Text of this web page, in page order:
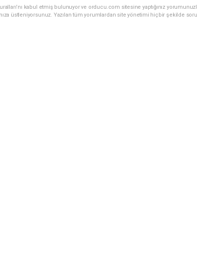
kabul etmiş bulunuyor ve orducu.com sitesine yaptığınız
üstleniyorsunuz. Yazılan tüm yorumlardan site yönetimi hiçbir şekilde